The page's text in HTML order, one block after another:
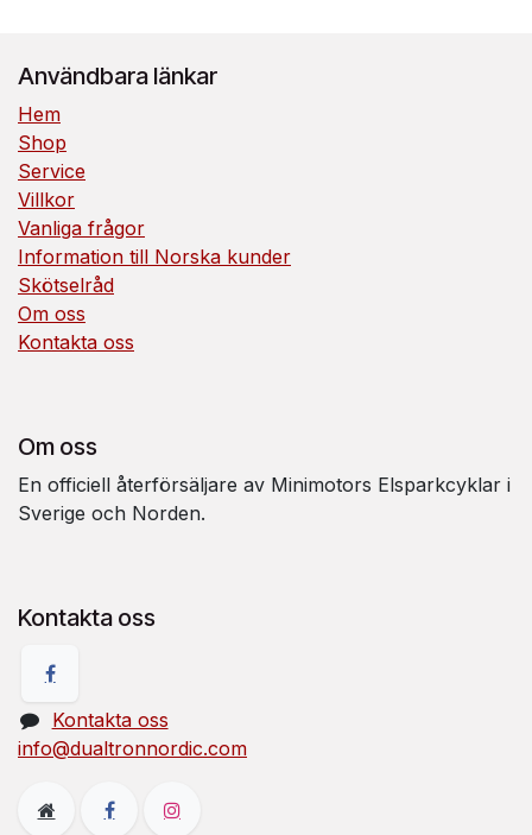
Användbara länkar
Hem
Shop
Service
Villkor
Vanliga frågor
Information till Norska kunder
Skötselråd
Om oss
Kontakta oss
Om oss
En officiell återförsäljare av Minimotors Elsparkcyklar i
Sverige och Norden.
Kontakta oss
Kontakta oss
info@dualtronnordic.com